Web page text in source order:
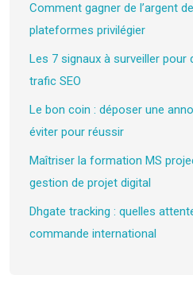
Comment gagner de l’argent
plateformes privilégier
Les 7 signaux à surveiller pour
trafic SEO
Le bon coin : déposer une
éviter pour réussir
Maîtriser la formation MS
gestion de projet digital
Dhgate tracking : quelles
commande international